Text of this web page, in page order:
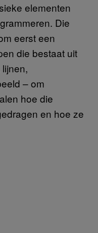
elementen
Die
eerst een
die bestaat uit
– om
hoe die
en hoe ze